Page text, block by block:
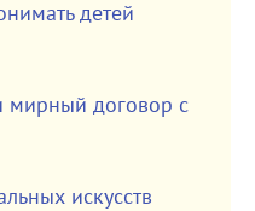
детей
мирный договор с
искусств